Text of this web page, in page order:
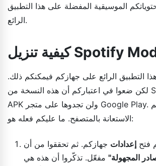
الموسيقية المفضلة على هذا التطبيق
الرائع.
هذا التطبيق الرائع على جهازكم فيمكنكم ذلك.
لكن ضعوا في اعتباركم أن هذه النسخة من Spotify هي ملف
APK ولن تجدوها على متجر Google Play. لتنزيلها يتعيّن عليكم
الاستعانة بالمتصفح. ما عليكم فعله هو:
فتح إعدادات جهازكم. ثم تحققوا من أن
المجهولة" مفعّل. تذكّروا أن هذه هي